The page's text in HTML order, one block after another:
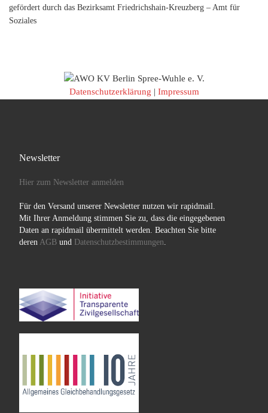
gefördert durch das Bezirksamt Friedrichshain-Kreuzberg – Amt für
Soziales
Datenschutzerklärung | Impressum
Newsletter
Hier zum Newsletter anmelden
Für den Versand unserer Newsletter nutzen wir rapidmail.
Mit Ihrer Anmeldung stimmen Sie zu, dass die eingegebenen
Daten an rapidmail übermittelt werden. Beachten Sie bitte
deren AGBund Datenschutzbestimmungen